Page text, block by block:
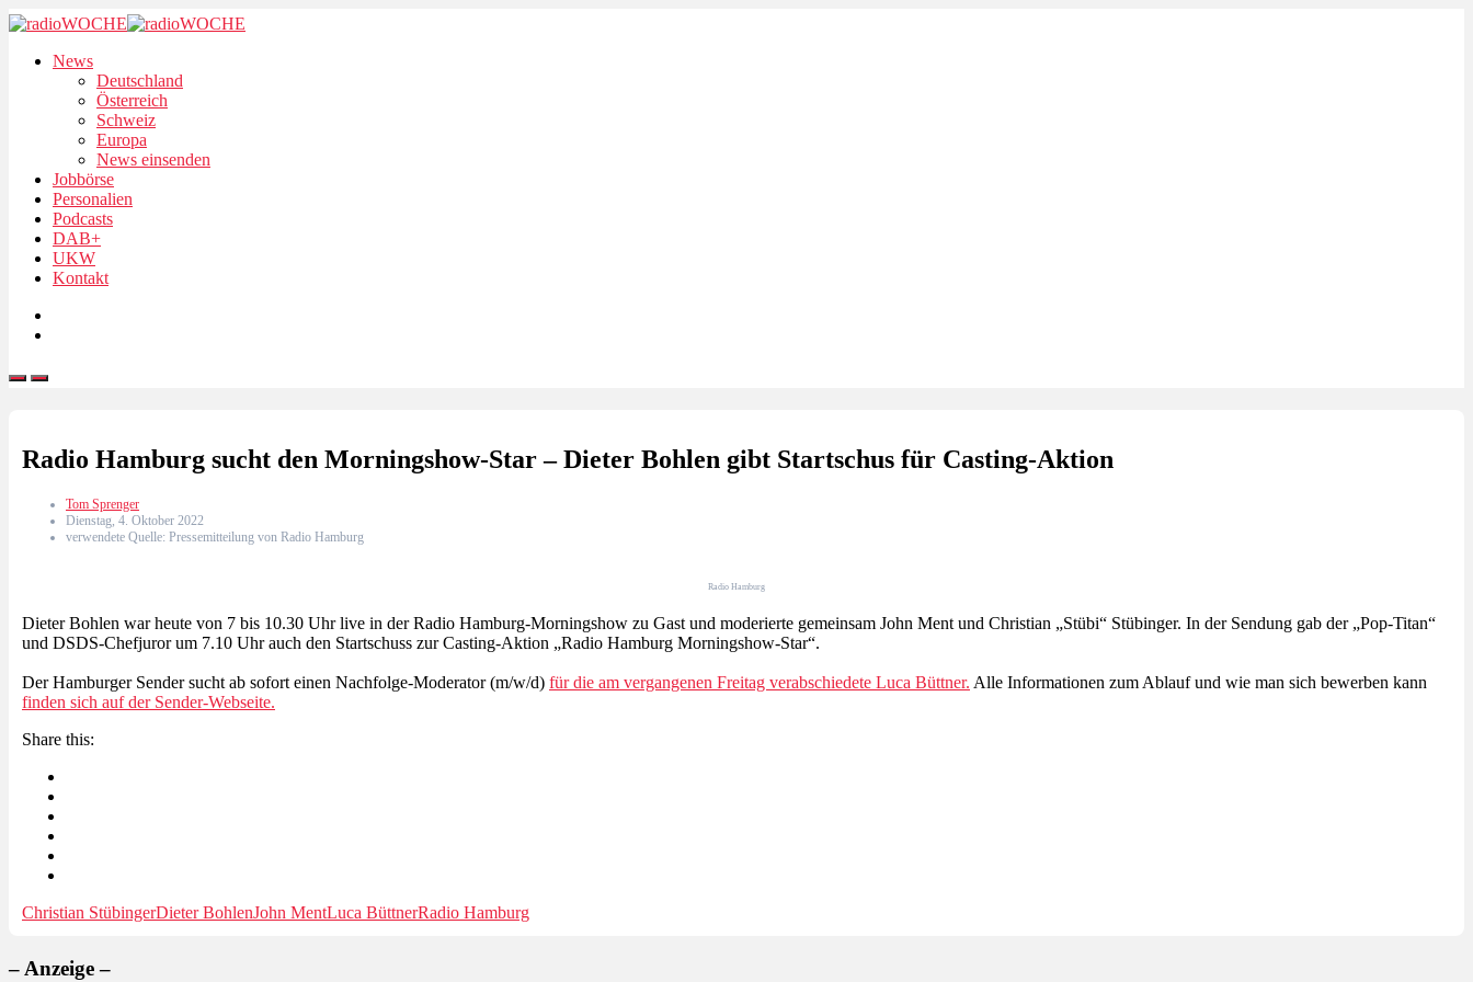
News
Deutschland
Österreich
Schweiz
Europa
News einsenden
Jobbörse
Personalien
Podcasts
DAB+
UKW
Kontakt
Radio Hamburg sucht den Morningshow-Star – Dieter Bohlen gibt Startschus für Casting-Aktion
Tom Sprenger
Dienstag, 4. Oktober 2022
verwendete Quelle: Pressemitteilung von Radio Hamburg
Radio Hamburg
Dieter Bohlen war heute von 7 bis 10.30 Uhr live in der Radio Hamburg-Morningshow zu Gast und moderierte gemeinsam John Ment und Christian „Stübi“ Stübinger. In der Sendung gab der „Pop-Titan“
und DSDS-Chefjuror um 7.10 Uhr auch den Startschuss zur Casting-Aktion „Radio Hamburg Morningshow-Star“.
Der Hamburger Sender sucht ab sofort einen Nachfolge-Moderator (m/w/d) für die am vergangenen Freitag verabschiedete Luca Büttner. Alle Informationen zum Ablauf und wie man sich bewerben kann
finden sich auf der Sender-Webseite.
Share this:
Christian StübingerDieter BohlenJohn MentLuca BüttnerRadio Hamburg
– Anzeige –